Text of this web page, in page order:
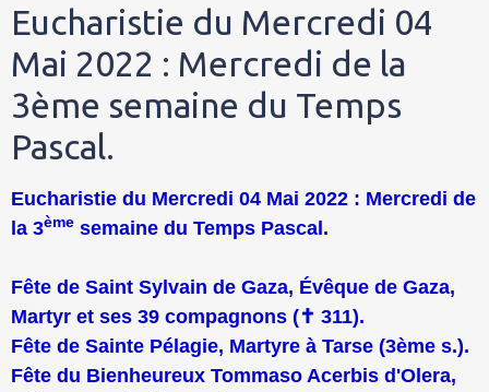
Eucharistie du Mercredi 04
Mai 2022 : Mercredi de la
3ème semaine du Temps
Pascal.
Eucharistie du Mercredi 04 Mai 2022 : Mercredi de
la 3ème semaine du Temps Pascal.
Fête de Saint Sylvain de Gaza, Évêque de Gaza,
Martyr et ses 39 compagnons (✝ 311).
Fête de Sainte Pélagie, Martyre à Tarse (3ème s.).
Fête du Bienheureux Tommaso Acerbis d'Olera,